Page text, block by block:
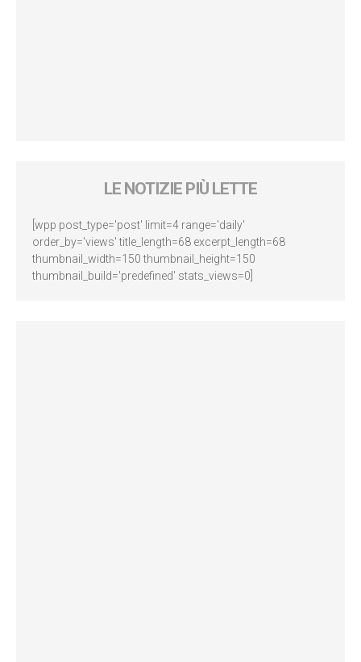
LE NOTIZIE PIÙ LETTE
[wpp post_type='post' limit=4 range='daily'
order_by='views' title_length=68 excerpt_length=68
thumbnail_width=150 thumbnail_height=150
thumbnail_build='predefined' stats_views=0]